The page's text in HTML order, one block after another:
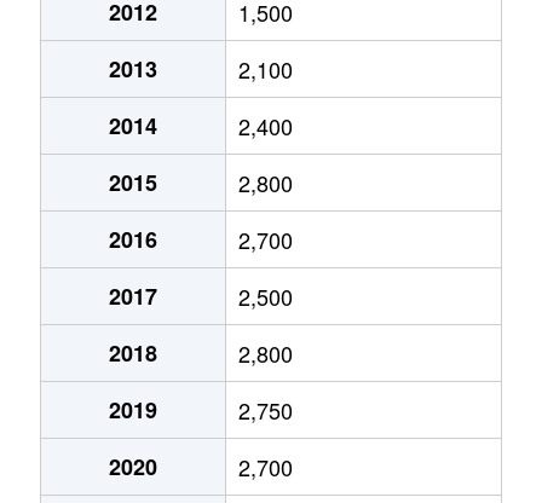
今池
1,200万円
今池(愛知)
今池
3,700万円
今池(愛知)
今池
2,000万円
今池(愛知)
今池
1,700万円
今池(愛知)
今池
1,700万円
今池(愛知)
今池
1,200万円
今池(愛知)
今池
1,700万円
今池(愛知)
今池
2,200万円
今池(愛知)
2012
1,500
2013
2,100
2014
2,400
2015
2,800
2016
2,700
2017
2,500
2018
2,800
2019
2,750
2020
2,700